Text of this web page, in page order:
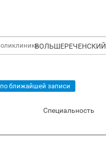
БОЛЬШЕРЕЧЕНСКИЙ
по ближайшей записи
Специальность